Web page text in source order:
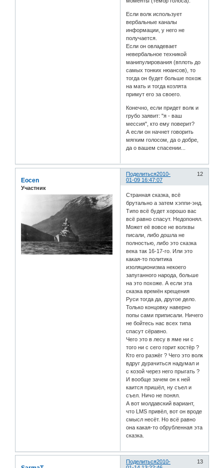
Если волк использует
вербальные каналы
информации, у него не
получается.
Если он овладевает
невербальное техникой
манипулирования (вплоть до
самых тонких нюансов), то
тогда он будет больше похож
на мать и тогда козлята
примут его за своего.
Конечно, если придет волк и
грубо заявит: "я - ваш
мессия", кто ему поверит?
А если он начнет говорить
мягким голосом, да о добре,
да о вашем спасении...
Поделиться 12
2010-
01-09 16:47:07
Eocen
Участник
Странная сказка, всё
брутально а затем хэппи-энд.
Типо всё будет хорошо вас
всё равно спасут. Недопонял.
Может её вовсе не волхвы
писали, либо дошла не
полностью, либо это сказка
века так 16-17-го. Или это
какая-то политика
изоляционизма некоего
запуганного народа, больше
на это похоже. А если эта
сказка времён крещения
Руси тогда да, другое дело.
Только концовку наверно
попы сами приписали. Ничего
не бойтесь нас всех типа
спасут сёравно.
Чего это в лесу в яме ни с
того ни с сего горит костёр ?
Кто его разжёг ? Чего это волк
вдруг дурачиться надумал и
с козой через него прыгать ?
И вообще зачем он к ней
каится пришёл, ну съел и
съел. Ничо не понял.
А вот молдавский вариант,
что LMS привёл, вот он вроде
смысл несёт. Но всё равно
она какая-то обрубленная эта
сказка.
Поделиться 13
2010-